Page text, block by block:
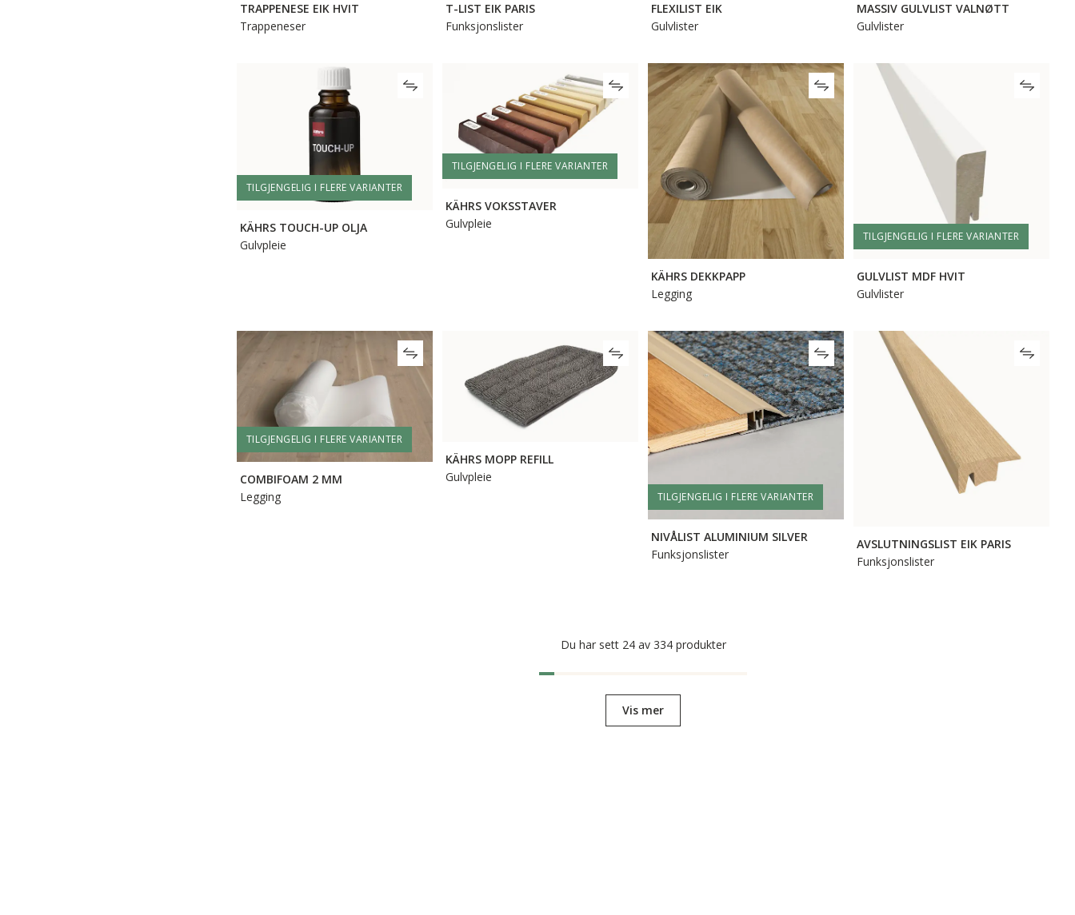
TRAPPENESE EIK HVIT
Trappeneser
T-LIST EIK PARIS
Funksjonslister
FLEXILIST EIK
Gulvlister
MASSIV GULVLIST VALNØTT
Gulvlister
TILGJENGELIG I FLERE VARIANTER
KÄHRS TOUCH-UP OLJA
Gulvpleie
TILGJENGELIG I FLERE VARIANTER
KÄHRS VOKSSTAVER
Gulvpleie
KÄHRS DEKKPAPP
Legging
TILGJENGELIG I FLERE VARIANTER
GULVLIST MDF HVIT
Gulvlister
TILGJENGELIG I FLERE VARIANTER
COMBIFOAM 2 MM
Legging
KÄHRS MOPP REFILL
Gulvpleie
TILGJENGELIG I FLERE VARIANTER
NIVÅLIST ALUMINIUM SILVER
Funksjonslister
AVSLUTNINGSLIST EIK PARIS
Funksjonslister
Du har sett 24 av 334 produkter
Vis mer